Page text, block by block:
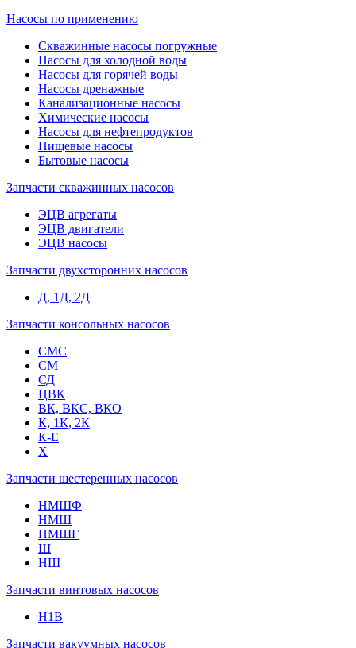
Насосы по применению
Скважинные насосы погружные
Насосы для холодной воды
Насосы для горячей воды
Насосы дренажные
Канализационные насосы
Химические насосы
Насосы для нефтепродуктов
Пищевые насосы
Бытовые насосы
Запчасти скважинных насосов
ЭЦВ агрегаты
ЭЦВ двигатели
ЭЦВ насосы
Запчасти двухсторонних насосов
Д, 1Д, 2Д
Запчасти консольных насосов
СМС
СМ
СД
ЦВК
ВК, ВКС, ВКО
К, 1К, 2К
К-Е
Х
Запчасти шестеренных насосов
НМШФ
НМШ
НМШГ
Ш
НШ
Запчасти винтовых насосов
Н1В
Запчасти вакуумных насосов